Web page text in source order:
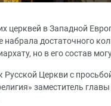
церквей в Западной
набрала достаточного
но в его состав
Русской Церкви с
заместитель